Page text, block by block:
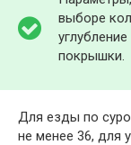
выборе
покрышки.
Для езды по
не менее 36, для